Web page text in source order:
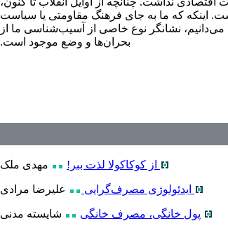
اینکه که ما به جای فرهنگ مقاومتی یا سیاست
می‌دانیم، نشانگر نوع خاصی از آسیب‌شناسی ما از
بحران‌ها و وضع موجود است.
از کوکاکولا لذت ببر! مهدی ملک
ایدئولوژی مصرف‌گرایی علیرضا مرادی
پول خانگی، مصرف خانگی شایسته مدنی